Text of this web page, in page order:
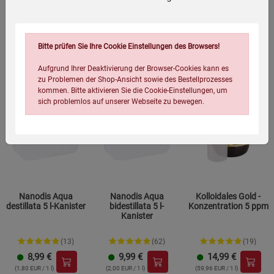
Nanodis Aqua
destillata 5 l-Kanister
(13)
8,99 €
(1,80 EUR / 1 l)
Nanodis Aqua
bidestillata 5 l-
Kanister
(62)
9,99 €
(2,00 EUR / 1 l)
Kolloidales Gold -
Konzentration 5 ppm
(19)
14,99 €
(59,96 EUR / 1 l)
Bitte prüfen Sie Ihre Cookie Einstellungen des Browsers!
Aufgrund Ihrer Deaktivierung der Browser-Cookies kann es
zu Problemen der Shop-Ansicht sowie des Bestellprozesses
kommen. Bitte aktivieren Sie die Cookie-Einstellungen, um
sich problemlos auf unserer Webseite zu bewegen.
Einstellungen speichern für die GruppeEinstellungen speichern für die Gruppe
Zurück Einstellungen speichern für die Gruppe
Einwilligung nicht erteilen